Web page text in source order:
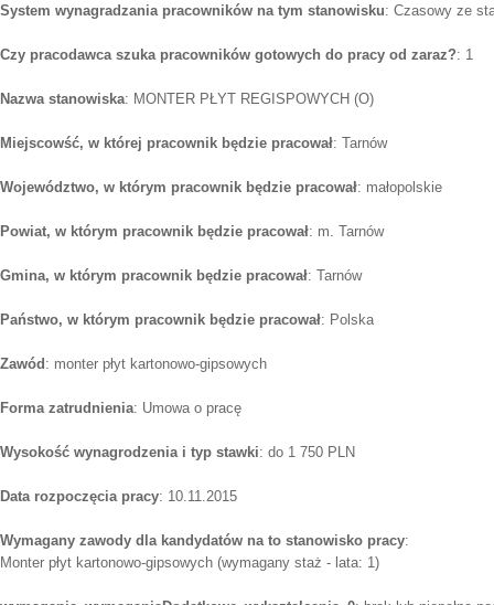
System wynagradzania pracowników na tym stanowisku: Czasowy ze
Czy pracodawca szuka pracowników gotowych do pracy od zaraz?: 1
Nazwa stanowiska: MONTER PŁYT REGISPOWYCH (O)
Miejscowść, w której pracownik będzie pracował: Tarnów
Województwo, w którym pracownik będzie pracował: małopolskie
Powiat, w którym pracownik będzie pracował: m. Tarnów
Gmina, w którym pracownik będzie pracował: Tarnów
Państwo, w którym pracownik będzie pracował: Polska
Zawód: monter płyt kartonowo-gipsowych
Forma zatrudnienia: Umowa o pracę
Wysokość wynagrodzenia i typ stawki: do 1 750 PLN
Data rozpoczęcia pracy: 10.11.2015
Wymagany zawody dla kandydatów na to stanowisko pracy:
Monter płyt kartonowo-gipsowych (wymagany staż - lata: 1)